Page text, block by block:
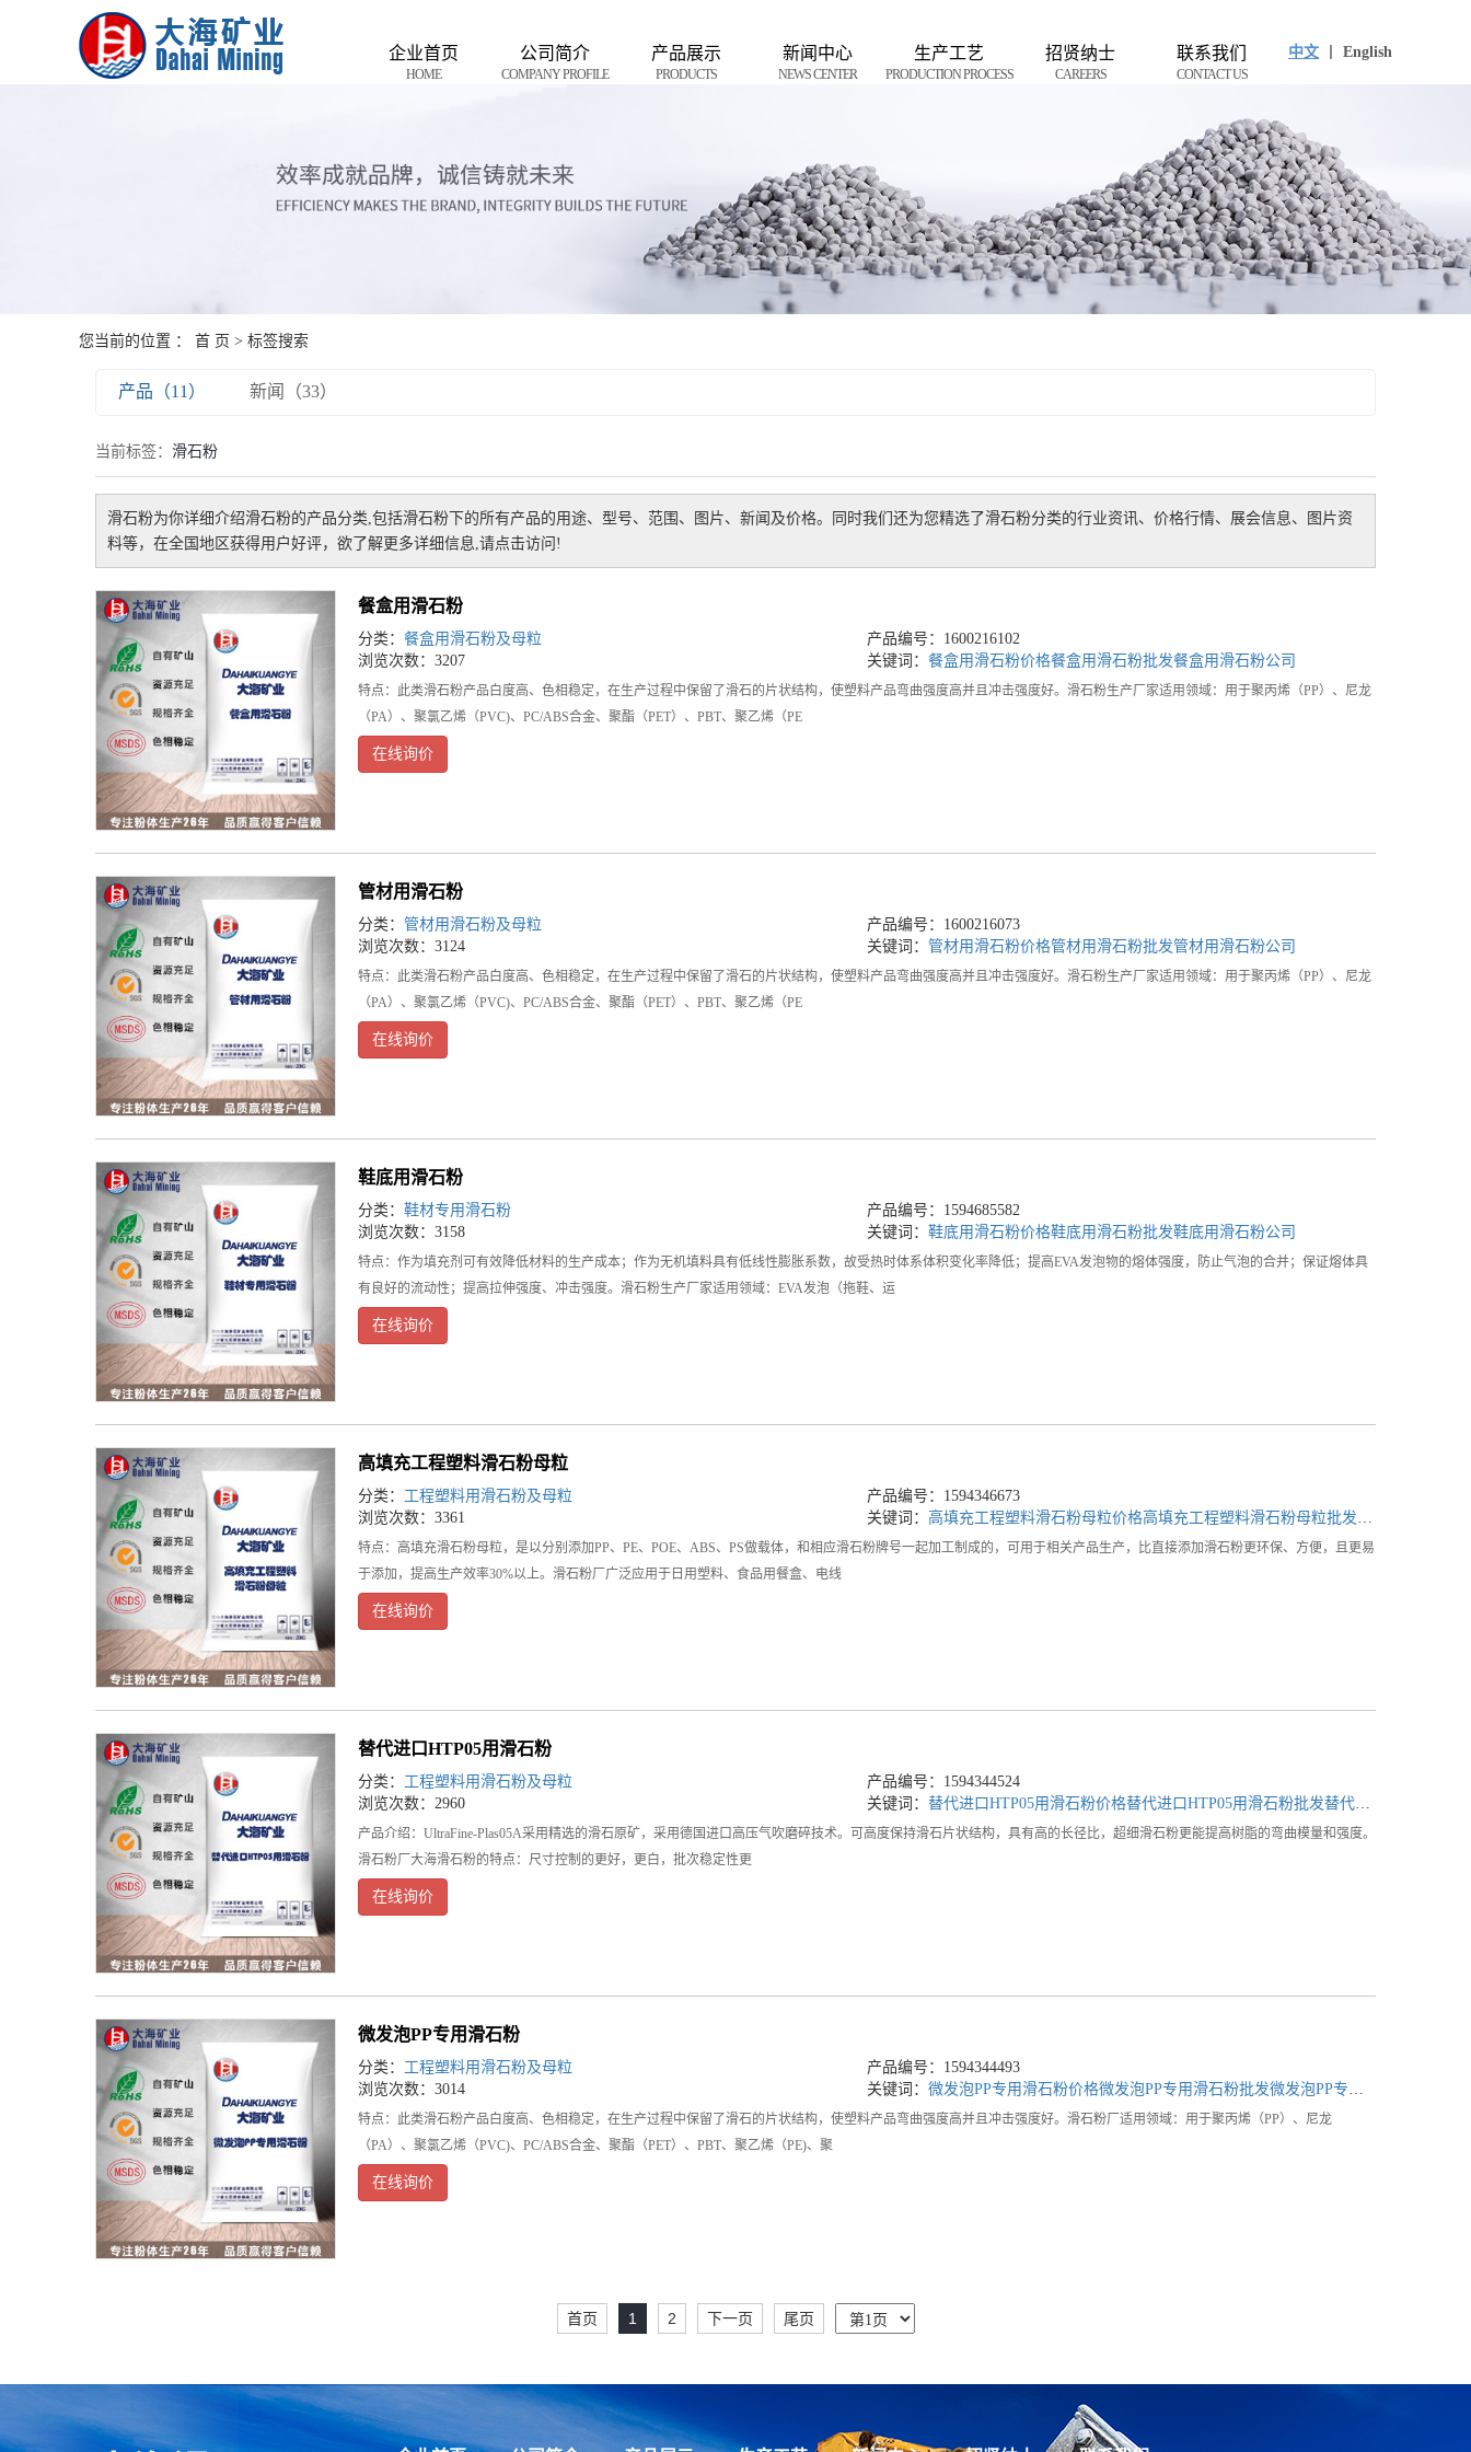
中文 English
企业首页
HOME
公司简介
COMPANY PROFILE
产品展示
PRODUCTS
新闻中心
NEWS CENTER
生产工艺
PRODUCTION PROCESS
招贤纳士
CAREERS
联系我们
CONTACT US
您当前的位置 ： 首 页 > 标签搜索
产品（11） 新闻（33）
当前标签： 滑石粉
滑石粉为你详细介绍滑石粉的产品分类,包括滑石粉 下的所有产品的用途、型号、范围、图片、新闻及价格。同时我们还为您精选了滑石粉分类的行业资讯、价格行情、展会信息、图片资
料等，在全国地区获得用户好评，欲了解更多详细信息,请点击访问!
餐盒用滑石粉
分类： 餐盒用滑石粉及母粒
产品编号：1600216102
浏览次数：3207
关键词： 餐盒用滑石粉价格餐盒用滑石粉批发餐盒用滑石粉公司
特点：此类滑石粉产品白度高、色相稳定，在生产过程中保留了滑石的片状结构，使塑料产品弯曲强度高并且冲击强度好。滑石粉生产厂家适用领域：用于聚丙烯（PP）、尼龙
（PA）、聚氯乙烯（PVC)、PC/ABS合金、聚酯（PET）、PBT、聚乙烯（PE
在线询价
管材用滑石粉
分类： 管材用滑石粉及母粒
产品编号：1600216073
浏览次数：3124
关键词： 管材用滑石粉价格管材用滑石粉批发管材用滑石粉公司
特点：此类滑石粉产品白度高、色相稳定，在生产过程中保留了滑石的片状结构，使塑料产品弯曲强度高并且冲击强度好。滑石粉生产厂家适用领域：用于聚丙烯（PP）、尼龙
（PA）、聚氯乙烯（PVC)、PC/ABS合金、聚酯（PET）、PBT、聚乙烯（PE
在线询价
鞋底用滑石粉
分类： 鞋材专用滑石粉
产品编号：1594685582
浏览次数：3158
关键词： 鞋底用滑石粉价格鞋底用滑石粉批发鞋底用滑石粉公司
特点：作为填充剂可有效降低材料的生产成本；作为无机填料具有低线性膨胀系数，故受热时体系体积变化率降低；提高EVA发泡物的熔体强度，防止气泡的合并；保证熔体具
有良好的流动性；提高拉伸强度、冲击强度。滑石粉生产厂家适用领域：EVA发泡（拖鞋、运
在线询价
高填充工程塑料滑石粉母粒
分类： 工程塑料用滑石粉及母粒
产品编号：1594346673
浏览次数：3361
关键词： 高填充工程塑料滑石粉母粒价格高填充工程塑料滑石粉母粒批发高填充工程塑料
特点：高填充滑石粉母粒，是以分别添加PP、PE、POE、ABS、PS做载体，和相应滑石粉牌号一起加工制成的，可用于相关产品生产，比直接添加滑石粉更环保、方便，且更易
于添加，提高生产效率30%以上。滑石粉厂广泛应用于日用塑料、食品用餐盒、电线
在线询价
替代进口HTP05用滑石粉
分类： 工程塑料用滑石粉及母粒
产品编号：1594344524
浏览次数：2960
关键词： 替代进口HTP05用滑石粉价格替代进口HTP05用滑石粉批发替代进口HTP05用滑石粉公司
产品介绍：UltraFine-Plas05A采用精选的滑石原矿，采用德国进口高压气吹磨碎技术。可高度保持滑石片状结构，具有高的长径比，超细滑石粉更能提高树脂的弯曲模量和强度。
滑石粉厂大海滑石粉的特点：尺寸控制的更好，更白，批次稳定性更
在线询价
微发泡PP专用滑石粉
分类： 工程塑料用滑石粉及母粒
产品编号：1594344493
浏览次数：3014
关键词： 微发泡PP专用滑石粉价格微发泡PP专用滑石粉批发微发泡PP专用滑石粉公司
特点：此类滑石粉产品白度高、色相稳定，在生产过程中保留了滑石的片状结构，使塑料产品弯曲强度高并且冲击强度好。滑石粉厂适用领域：用于聚丙烯（PP）、尼龙
（PA）、聚氯乙烯（PVC)、PC/ABS合金、聚酯（PET）、PBT、聚乙烯（PE)、聚
在线询价
首页 1 2 下一页 尾页